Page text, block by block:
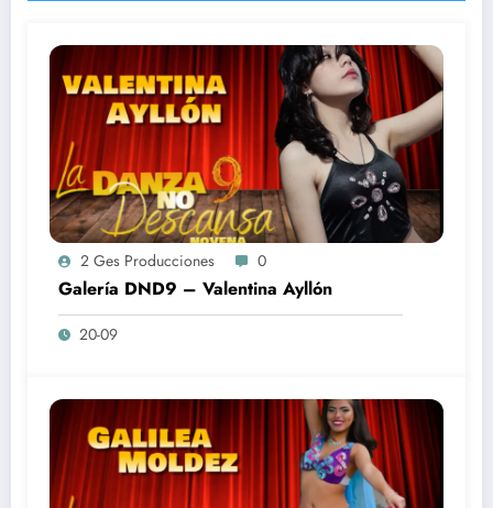
2 Ges Producciones 0
Galería DND9 – Valentina Ayllón
20-09